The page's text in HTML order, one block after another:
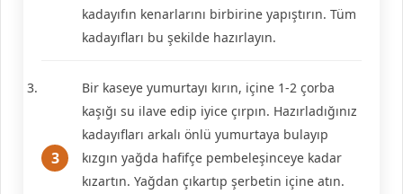
kadayıfın kenarlarını birbirine yapıştırın. Tüm
kadayıfları bu şekilde hazırlayın.
Bir kaseye yumurtayı kırın, içine 1-2 çorba
kaşığı su ilave edip iyice çırpın. Hazırladığınız
kadayıfları arkalı önlü yumurtaya bulayıp
kızgın yağda hafifçe pembeleşinceye kadar
kızartın. Yağdan çıkartıp şerbetin içine atın.